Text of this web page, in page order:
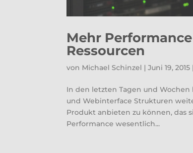
Mehr
Ressourcen
von Michael Schinzel |Juni 19, 2015 |
In den letzten Tagen und
und Webinterface Strukturen
Produkt anbieten zu können, das
Performance wesentlich...